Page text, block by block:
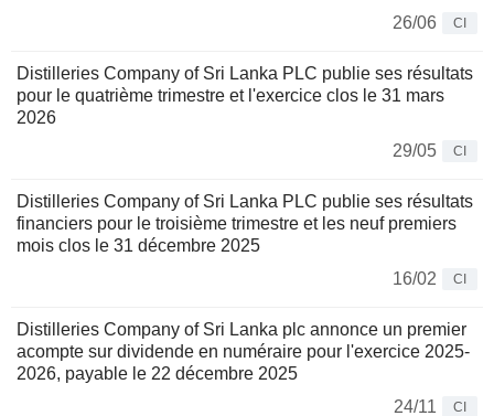
26/06
CI
Distilleries Company of Sri Lanka PLC publie ses résultats
pour le quatrième trimestre et l'exercice clos le 31 mars
2026
29/05
CI
Distilleries Company of Sri Lanka PLC publie ses résultats
financiers pour le troisième trimestre et les neuf premiers
mois clos le 31 décembre 2025
16/02
CI
Distilleries Company of Sri Lanka plc annonce un premier
acompte sur dividende en numéraire pour l'exercice 2025-
2026, payable le 22 décembre 2025
24/11
CI